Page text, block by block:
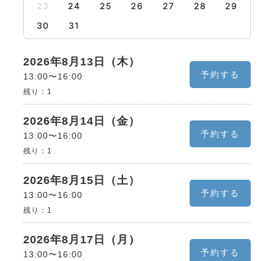
23
24 25 26 27 28
29
30
31
2026年8月13日（木）
13:00〜16:00
残り： 1
予約する
2026年8月14日（金）
13:00〜16:00
残り： 1
予約する
2026年8月15日（土）
13:00〜16:00
残り： 1
予約する
2026年8月17日（月）
13:00〜16:00 予約する